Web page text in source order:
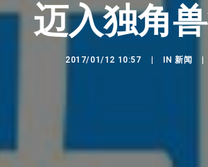
迈入独角
2017/01/12 10:57 IN新闻